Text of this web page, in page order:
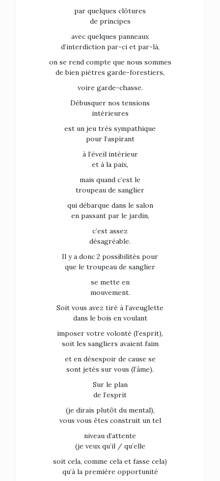
par quelques clôtures
de principes
avec quelques panneaux
d’interdiction par-ci et par-là,
on se rend compte que nous sommes
de bien piètres garde-forestiers,
voire garde-chasse.
Débusquer nos tensions
intérieures
est un jeu très sympathique
pour l’aspirant
à l’éveil intérieur
et à la paix,
mais quand c’est le
troupeau de sanglier
qui débarque dans le salon
en passant par le jardin,
c’est assez
désagréable.
Il y a donc 2 possibilités pour
que le troupeau de sanglier
se mette en
mouvement.
Soit vous avez tiré à l’aveuglette
dans le bois en voulant
imposer votre volonté (l’esprit),
soit les sangliers avaient faim
et en désespoir de cause se
sont jetés sur vous (l’âme).
Sur le plan
de l’esprit
(je dirais plutôt du mental),
vous vous êtes construit un tel
niveau d’attente
(je veux qu’il / qu’elle
soit cela, comme cela et fasse cela)
qu’à la première opportunité